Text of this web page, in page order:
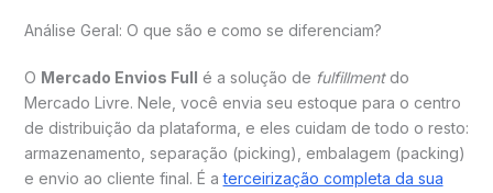
Análise Geral: O que são e como se diferenciam?
O Mercado Envios Full é a solução de fulfillmentdo
Mercado Livre. Nele, você envia seu estoque para o centro
de distribuição da plataforma, e eles cuidam de todo o resto:
armazenamento, separação (picking), embalagem (packing)
e envio ao cliente final. É aterceirização completa da sua